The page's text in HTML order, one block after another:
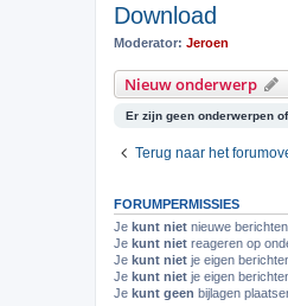
Download
Moderator: Jeroen
Nieuw onderwerp
Er zijn geen onderwerpen
Terug naar het
FORUMPERMISSIES
Je kunt niet nieuwe
Je kunt niet reageren op
Je kunt niet je eigen
Je kunt niet je eigen
Je kunt geen bijlagen